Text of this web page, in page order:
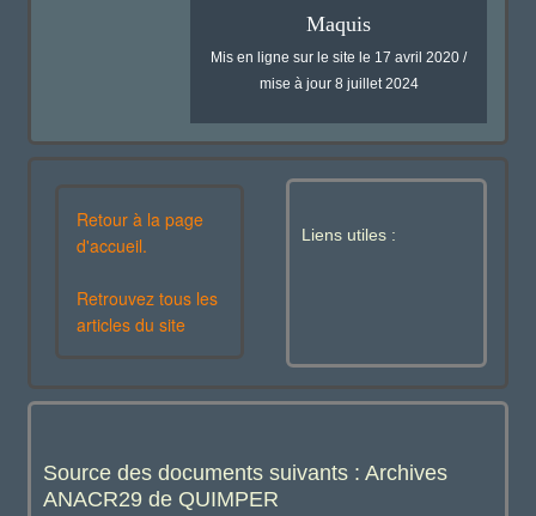
Maquis
Mis en ligne sur le site le 17 avril 2020 /
mise à jour 8 juillet 2024
Retour à la page
d'accueil.
Retrouvez tous les
articles du site
Liens utiles :
Source des documents suivants : Archives
ANACR29 de QUIMPER